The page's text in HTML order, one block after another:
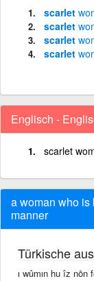
scarlet
scarlet
scarlet
scarlet
Englisch -
scarlet
a woman who
manner
Türkische
ı wûmın hu îz nōn